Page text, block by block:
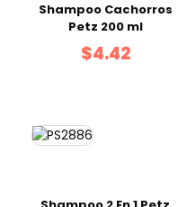
Shampoo Cachorros
Petz 200 ml
$4.42